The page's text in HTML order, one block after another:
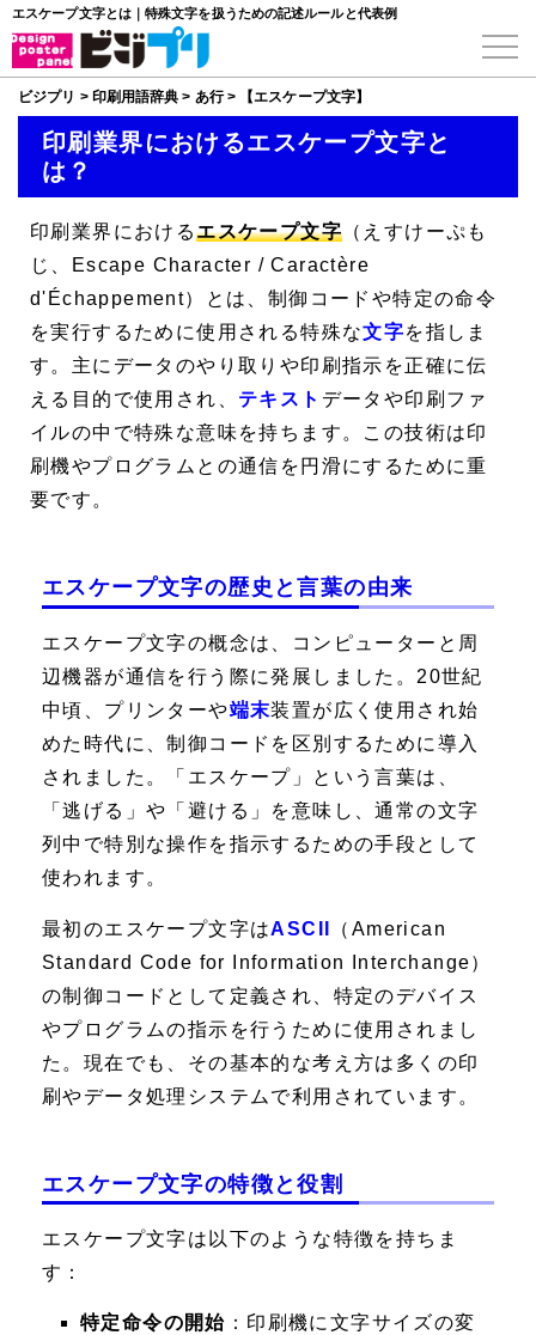
エスケープ文字とは｜特殊文字を扱うための記述ルールと代表例
ビジプリ > 印刷用語辞典 > あ行> 【エスケープ文字】
印刷業界におけるエスケープ文字と
は？
印刷業界におけるエスケープ文字 （えすけーぷも
じ、
Escape Character /Caractère
d'Échappement）とは、制御コードや特定の命令
を実行するために使用される特殊な文字を指しま
す。主にデータのやり取りや印刷指示を正確に伝
える目的で使用され、 テキスト データや印刷ファ
イルの中で特殊な意味を持ちます。この技術は印
刷機やプログラムとの通信を円滑にするために重
要です。
エスケープ文字の歴史と言葉の由来
エスケープ文字の概念は、コンピューターと周
辺機器が通信を行う際に発展しました。20世紀
中頃、プリンターや端末装置が広く使用され始
めた時代に、制御コードを区別するために導入
されました。「エスケープ」という言葉は、
「逃げる」や「避ける」を意味し、通常の文字
列中で特別な操作を指示するための手段として
使われます。
最初のエスケープ文字はASCII
（American
Standard Code for Information Interchange）
の制御コードとして定義され、特定のデバイス
やプログラムの指示を行うために使用されまし
た。現在でも、その基本的な考え方は多くの印
刷やデータ処理システムで利用されています。
エスケープ文字の特徴と役割
エスケープ文字は以下のような特徴を持ちま
す：
特定命令の開始 ：印刷機に文字サイズの変